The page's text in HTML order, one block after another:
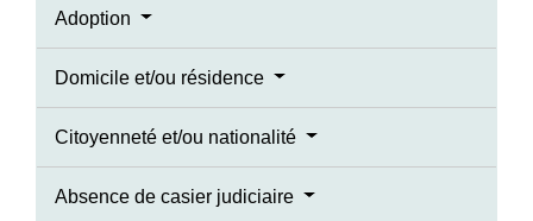
Adoption
Domicile et/ou résidence
Citoyenneté et/ou nationalité
Absence de casier judiciaire